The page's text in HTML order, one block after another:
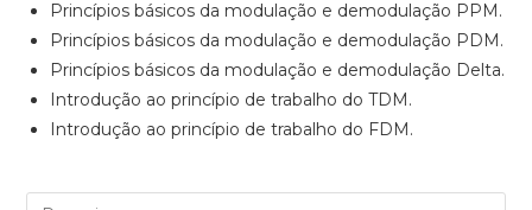
Princípios básicos da modulação e demodulação PPM.
Princípios básicos da modulação e demodulação PDM.
Princípios básicos da modulação e demodulação Delta.
Introdução ao princípio de trabalho do TDM.
Introdução ao princípio de trabalho do FDM.